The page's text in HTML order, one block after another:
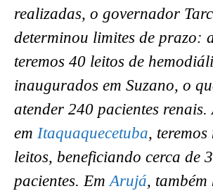
realizadas, o governador
determinou limites de prazo:
teremos 40 leitos de
inaugurados em Suzano, o
atender 240 pacientes renais.
em Itaquaquecetuba,
leitos, beneficiando cerca de
pacientes. EmArujá, também